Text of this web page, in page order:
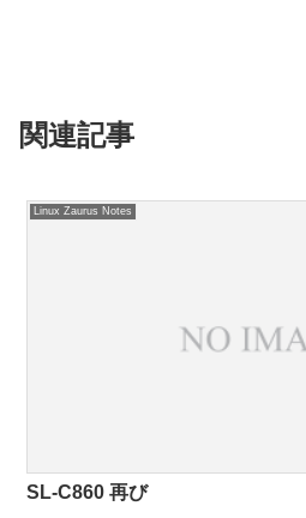
関連記事
Linux Zaurus Notes
SL-C860 再び